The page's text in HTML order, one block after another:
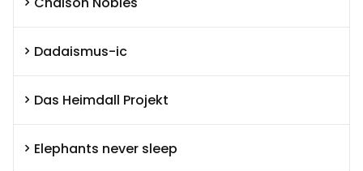
Dadaismus-ic
Das Heimdall Projekt
Elephants never sleep